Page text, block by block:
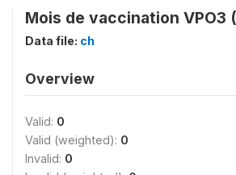
Mois de vaccination VPO3
Data file: ch
Overview
Valid: 0
Valid (weighted): 0
Invalid: 0